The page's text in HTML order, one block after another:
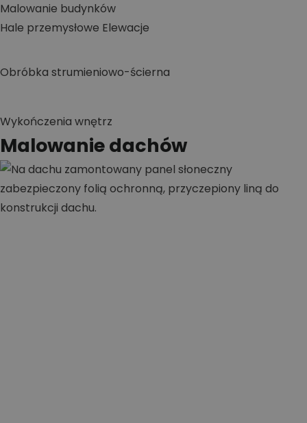
Malowanie budynków
Hale przemysłowe Elewacje
Obróbka strumieniowo-ścierna
Wykończenia wnętrz
Malowanie dachów